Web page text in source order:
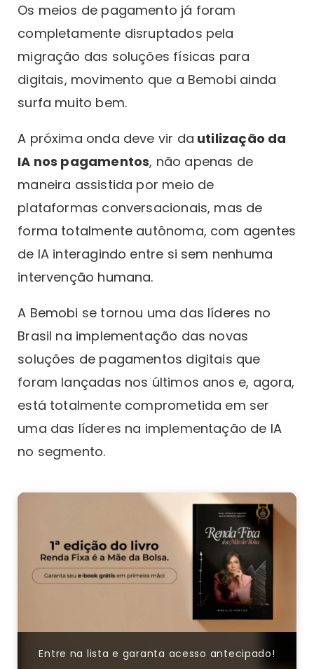
Os meios de pagamento já foram
completamente disruptados pela
migração das soluções físicas para
digitais, movimento que a Bemobi ainda
surfa muito bem.
A próxima onda deve vir da utilização da
IA nos pagamentos, não apenas de
maneira assistida por meio de
plataformas conversacionais, mas de
forma totalmente autônoma, com agentes
de IA interagindo entre si sem nenhuma
intervenção humana.
A Bemobi se tornou uma das líderes no
Brasil na implementação das novas
soluções de pagamentos digitais que
foram lançadas nos últimos anos e, agora,
está totalmente comprometida em ser
uma das líderes na implementação de IA
no segmento.
Entre na lista e garanta acesso antecipado!